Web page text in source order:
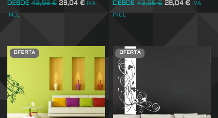
DESDE 43,56€ 29,04 € IVA
INCL
DESDE 43,56€ 29,04€ IVA
INCL
OFERTA OFERTA